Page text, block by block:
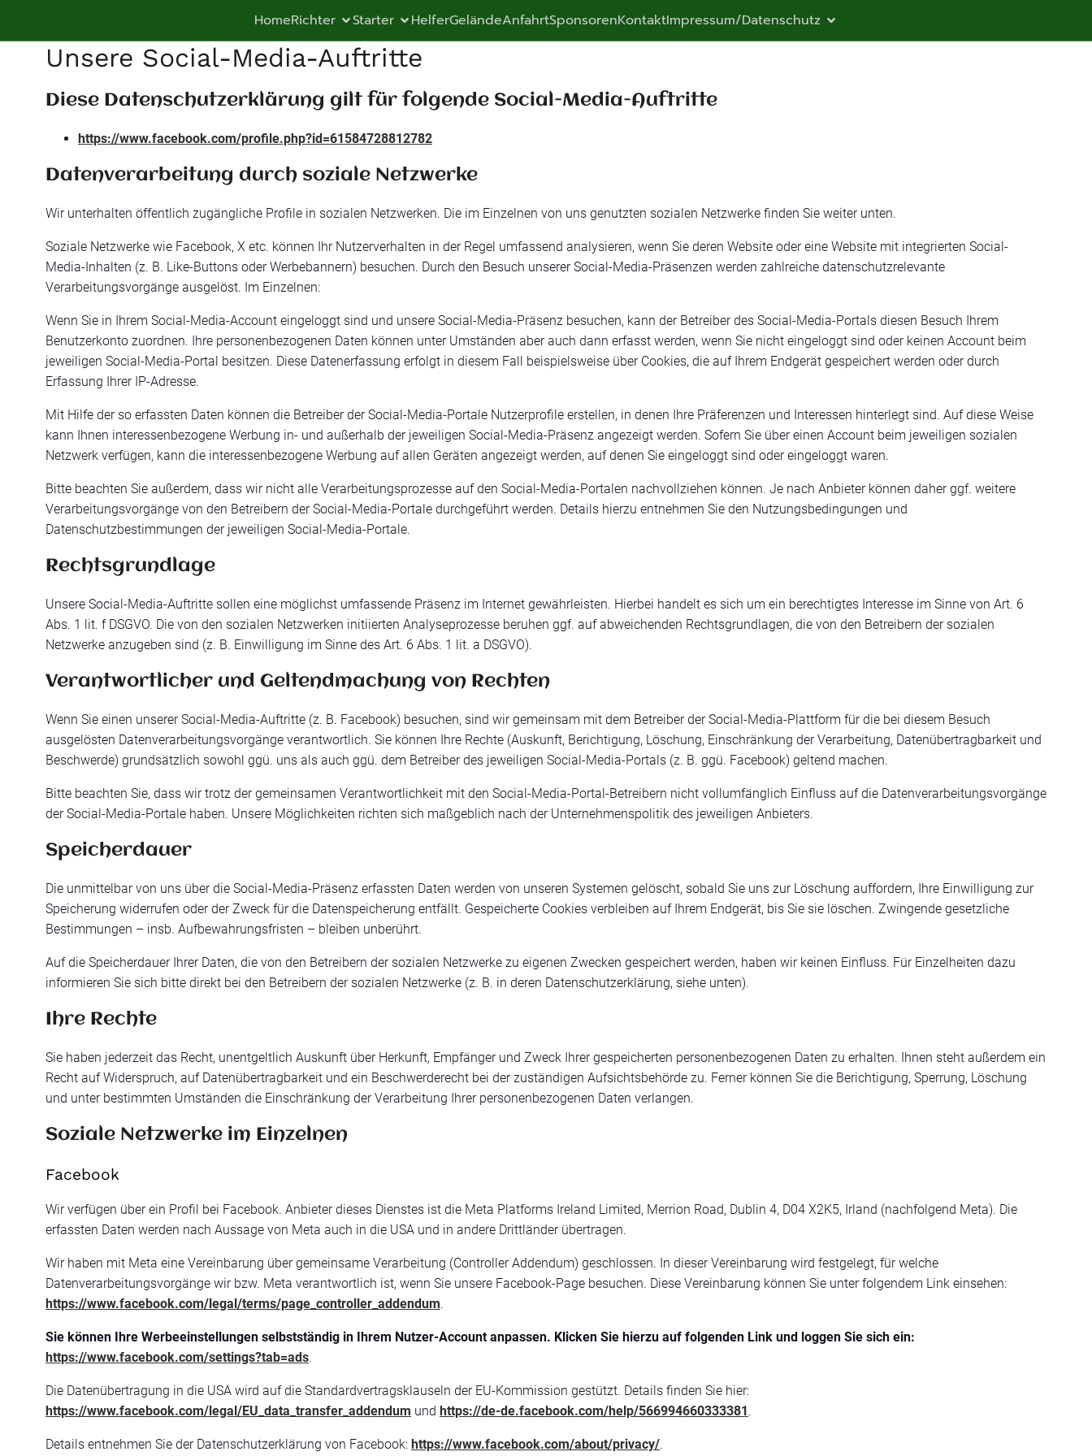
HomeRichter Starter HelferGeländeAnfahrtSponsorenKontaktImpressum/Datenschutz
Unsere Social-Media-Auftritte
Diese Datenschutzerklärung gilt für folgende Social-Media-Auftritte
https://www.facebook.com/profile.php?id=61584728812782
Datenverarbeitung durch soziale Netzwerke
Wir unterhalten öffentlich zugängliche Profile in sozialen Netzwerken. Die im Einzelnen von uns genutzten sozialen Netzwerke finden Sie weiter unten.
Soziale Netzwerke wie Facebook, X etc. können Ihr Nutzerverhalten in der Regel umfassend analysieren, wenn Sie deren Website oder eine Website mit integrierten Social-
Media-Inhalten (z. B. Like-Buttons oder Werbebannern) besuchen. Durch den Besuch unserer Social-Media-Präsenzen werden zahlreiche datenschutzrelevante
Verarbeitungsvorgänge ausgelöst. Im Einzelnen:
Wenn Sie in Ihrem Social-Media-Account eingeloggt sind und unsere Social-Media-Präsenz besuchen, kann der Betreiber des Social-Media-Portals diesen Besuch Ihrem
Benutzerkonto zuordnen. Ihre personenbezogenen Daten können unter Umständen aber auch dann erfasst werden, wenn Sie nicht eingeloggt sind oder keinen Account beim
jeweiligen Social-Media-Portal besitzen. Diese Datenerfassung erfolgt in diesem Fall beispielsweise über Cookies, die auf Ihrem Endgerät gespeichert werden oder durch
Erfassung Ihrer IP-Adresse.
Mit Hilfe der so erfassten Daten können die Betreiber der Social-Media-Portale Nutzerprofile erstellen, in denen Ihre Präferenzen und Interessen hinterlegt sind. Auf diese Weise
kann Ihnen interessenbezogene Werbung in- und außerhalb der jeweiligen Social-Media-Präsenz angezeigt werden. Sofern Sie über einen Account beim jeweiligen sozialen
Netzwerk verfügen, kann die interessenbezogene Werbung auf allen Geräten angezeigt werden, auf denen Sie eingeloggt sind oder eingeloggt waren.
Bitte beachten Sie außerdem, dass wir nicht alle Verarbeitungsprozesse auf den Social-Media-Portalen nachvollziehen können. Je nach Anbieter können daher ggf. weitere
Verarbeitungsvorgänge von den Betreibern der Social-Media-Portale durchgeführt werden. Details hierzu entnehmen Sie den Nutzungsbedingungen und
Datenschutzbestimmungen der jeweiligen Social-Media-Portale.
Rechtsgrundlage
Unsere Social-Media-Auftritte sollen eine möglichst umfassende Präsenz im Internet gewährleisten. Hierbei handelt es sich um ein berechtigtes Interesse im Sinne von Art. 6
Abs. 1 lit. f DSGVO. Die von den sozialen Netzwerken initiierten Analyseprozesse beruhen ggf. auf abweichenden Rechtsgrundlagen, die von den Betreibern der sozialen
Netzwerke anzugeben sind (z. B. Einwilligung im Sinne des Art. 6 Abs. 1 lit. a DSGVO).
Verantwortlicher und Geltendmachung von Rechten
Wenn Sie einen unserer Social-Media-Auftritte (z. B. Facebook) besuchen, sind wir gemeinsam mit dem Betreiber der Social-Media-Plattform für die bei diesem Besuch
ausgelösten Datenverarbeitungsvorgänge verantwortlich. Sie können Ihre Rechte (Auskunft, Berichtigung, Löschung, Einschränkung der Verarbeitung, Datenübertragbarkeit und
Beschwerde) grundsätzlich sowohl ggü. uns als auch ggü. dem Betreiber des jeweiligen Social-Media-Portals (z. B. ggü. Facebook) geltend machen.
Bitte beachten Sie, dass wir trotz der gemeinsamen Verantwortlichkeit mit den Social-Media-Portal-Betreibern nicht vollumfänglich Einfluss auf die Datenverarbeitungsvorgänge
der Social-Media-Portale haben. Unsere Möglichkeiten richten sich maßgeblich nach der Unternehmenspolitik des jeweiligen Anbieters.
Speicherdauer
Die unmittelbar von uns über die Social-Media-Präsenz erfassten Daten werden von unseren Systemen gelöscht, sobald Sie uns zur Löschung auffordern, Ihre Einwilligung zur
Speicherung widerrufen oder der Zweck für die Datenspeicherung entfällt. Gespeicherte Cookies verbleiben auf Ihrem Endgerät, bis Sie sie löschen. Zwingende gesetzliche
Bestimmungen – insb. Aufbewahrungsfristen – bleiben unberührt.
Auf die Speicherdauer Ihrer Daten, die von den Betreibern der sozialen Netzwerke zu eigenen Zwecken gespeichert werden, haben wir keinen Einfluss. Für Einzelheiten dazu
informieren Sie sich bitte direkt bei den Betreibern der sozialen Netzwerke (z. B. in deren Datenschutzerklärung, siehe unten).
Ihre Rechte
Sie haben jederzeit das Recht, unentgeltlich Auskunft über Herkunft, Empfänger und Zweck Ihrer gespeicherten personenbezogenen Daten zu erhalten. Ihnen steht außerdem ein
Recht auf Widerspruch, auf Datenübertragbarkeit und ein Beschwerderecht bei der zuständigen Aufsichtsbehörde zu. Ferner können Sie die Berichtigung, Sperrung, Löschung
und unter bestimmten Umständen die Einschränkung der Verarbeitung Ihrer personenbezogenen Daten verlangen.
Soziale Netzwerke im Einzelnen
Facebook
Wir verfügen über ein Profil bei Facebook. Anbieter dieses Dienstes ist die Meta Platforms Ireland Limited, Merrion Road, Dublin 4, D04 X2K5, Irland (nachfolgend Meta). Die
erfassten Daten werden nach Aussage von Meta auch in die USA und in andere Drittländer übertragen.
Wir haben mit Meta eine Vereinbarung über gemeinsame Verarbeitung (Controller Addendum) geschlossen. In dieser Vereinbarung wird festgelegt, für welche
Datenverarbeitungsvorgänge wir bzw. Meta verantwortlich ist, wenn Sie unsere Facebook-Page besuchen. Diese Vereinbarung können Sie unter folgendem Link einsehen:
https://www.facebook.com/legal/terms/page_controller_addendum.
Sie können Ihre Werbeeinstellungen selbstständig in Ihrem Nutzer-Account anpassen. Klicken Sie hierzu auf folgenden Link und loggen Sie sich ein:
https://www.facebook.com/settings?tab=ads.
Die Datenübertragung in die USA wird auf die Standardvertragsklauseln der EU-Kommission gestützt. Details finden Sie hier:
https://www.facebook.com/legal/EU_data_transfer_addendum und https://de-de.facebook.com/help/566994660333381.
Details entnehmen Sie der Datenschutzerklärung von Facebook: https://www.facebook.com/about/privacy/.